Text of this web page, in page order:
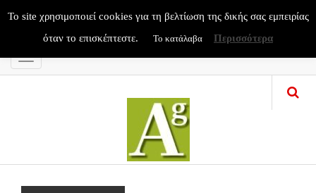
Menu
To site χρησιμοποιεί cookies για τη βελτίωση της δικής σας εμπειρίας
όταν το επισκέπτεστε.
Το κατάλαβα Περισσότερα